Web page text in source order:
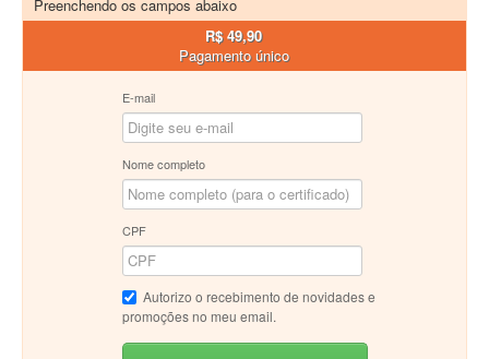
Preenchendo os campos abaixo
R$ 49,90
Pagamento único
E-mail
Nome completo
CPF
Autorizo o recebimento de novidades e
promoções no meu email.